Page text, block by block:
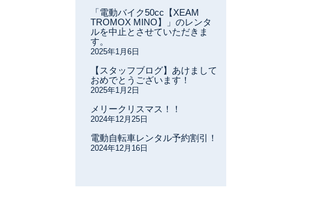
「電動バイク50cc【XEAM
TROMOX MINO】」のレンタ
ルを中止とさせていただきま
す。
2025年1月6日
【スタッフブログ】あけまして
おめでとうございます！
2025年1月2日
メリークリスマス！！
2024年12月25日
電動自転車レンタル予約割引！
2024年12月16日